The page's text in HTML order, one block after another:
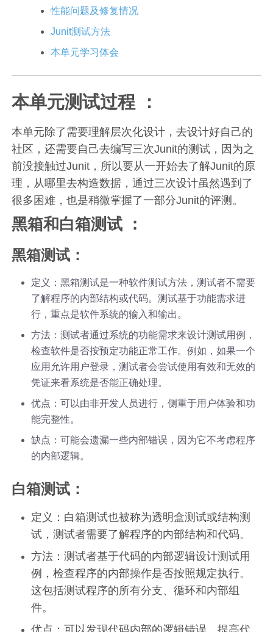
性能问题及修复情况
Junit测试方法
本单元学习体会
本单元测试过程 ：
本单元除了需要理解层次化设计，去设计好自己的
社区，还需要自己去编写三次Junit的测试，因为之
前没接触过Junit，所以要从一开始去了解Junit的原
理，从哪里去构造数据，通过三次设计虽然遇到了
很多困难，也是稍微掌握了一部分Junit的评测。
黑箱和白箱测试 ：
黑箱测试：
定义：黑箱测试是一种软件测试方法，测试者不需要
了解程序的内部结构或代码。测试基于功能需求进
行，重点是软件系统的输入和输出。
方法：测试者通过系统的功能需求来设计测试用例，
检查软件是否按预定功能正常工作。例如，如果一个
应用允许用户登录，测试者会尝试使用有效和无效的
凭证来看系统是否能正确处理。
优点：可以由非开发人员进行，侧重于用户体验和功
能完整性。
缺点：可能会遗漏一些内部错误，因为它不考虑程序
的内部逻辑。
白箱测试：
定义：白箱测试也被称为透明盒测试或结构测
试，测试者需要了解程序的内部结构和代码。
方法：测试者基于代码的内部逻辑设计测试用
例，检查程序的内部操作是否按照规定执行。
这包括测试程序的所有分支、循环和内部组
件。
优点：可以发现代码内部的逻辑错误，提高代